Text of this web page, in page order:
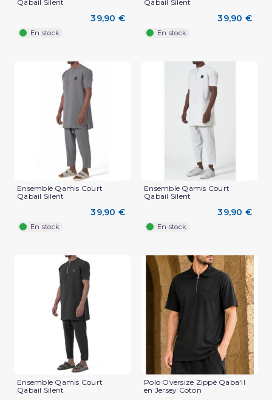
Qabail Silent
39,90 €
En stock
Qabail Silent
39,90 €
En stock
Ensemble Qamis Court
Qabail Silent
39,90 €
En stock
Ensemble Qamis Court
Qabail Silent
39,90 €
En stock
Ensemble Qamis Court
Qabail Silent
Polo Oversize Zippé Qaba'il
en Jersey Coton